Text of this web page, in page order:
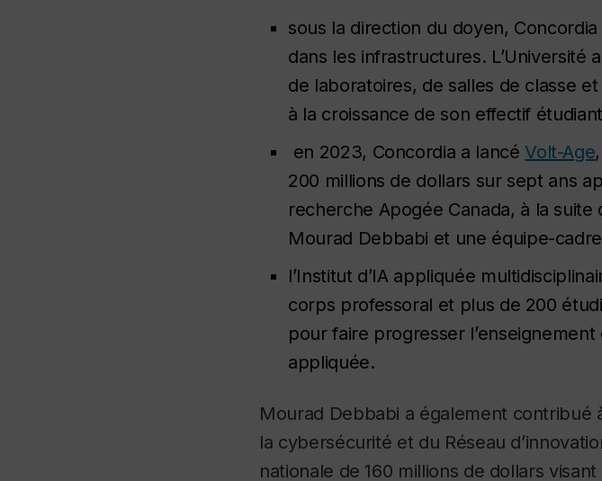
sous la direction du doyen,
dans les infrastructures.
de laboratoires, de salles de classe
à la croissance de son effectif
en 2023, Concordia a lancé Volt-Age
200 millions de dollars sur sept ans
recherche Apogée Canada, à la suite
Mourad Debbabi et une équipe-
l’Institut d’IA appliquée
corps professoral et plus de 200
pour faire progresser
appliquée.
Mourad Debbabi a également contribué
la cybersécurité et du Réseau
nationale de 160 millions de dollars